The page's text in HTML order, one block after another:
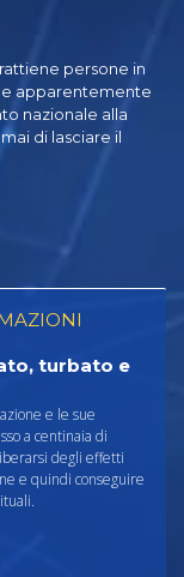
persone in
apparentemente
nazionale alla
di lasciare il
turbato e
e le sue
a centinaia di
degli effetti
e quindi conseguire